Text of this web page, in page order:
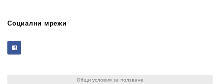
Социални мрежи
Общи условия за ползване